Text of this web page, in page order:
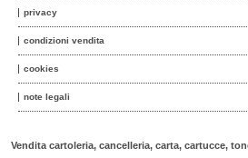
privacy
condizioni vendita
cookies
note legali
Vendita cartoleria, cancelleria, carta, cartucce,